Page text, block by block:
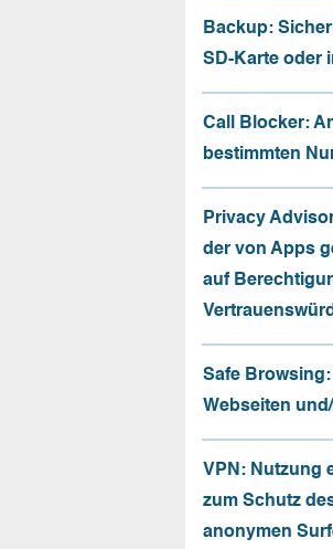
Backup:
SD-Karte oder
Call Blocker:
bestimmten
Privacy
der von Apps
auf
Safe
Webseiten
VPN: Nutzung
zum Schutz
anonymen